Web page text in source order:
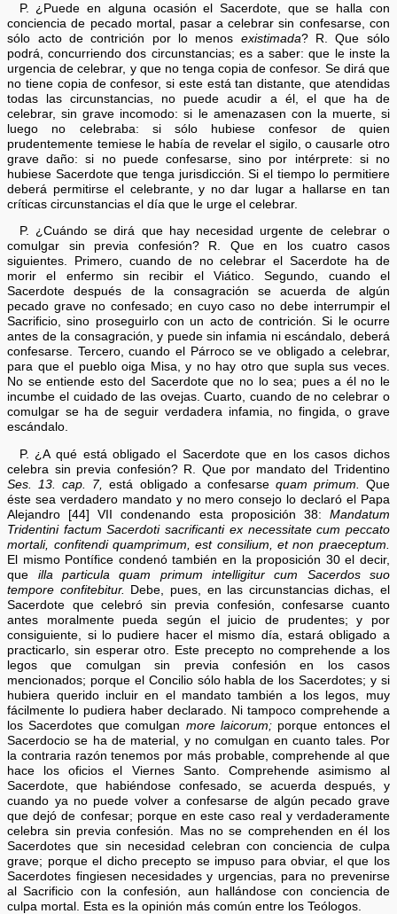
P. ¿Puede en alguna ocasión el Sacerdote, que se halla con
conciencia de pecado mortal, pasar a celebrar sin confesarse, con
sólo acto de contrición por lo menos existimada? R. Que sólo
podrá, concurriendo dos circunstancias; es a saber: que le inste la
urgencia de celebrar, y que no tenga copia de confesor. Se dirá que
no tiene copia de confesor, si este está tan distante, que atendidas
todas las circunstancias, no puede acudir a él, el que ha de
celebrar, sin grave incomodo: si le amenazasen con la muerte, si
luego no celebraba: si sólo hubiese confesor de quien
prudentemente temiese le había de revelar el sigilo, o causarle otro
grave daño: si no puede confesarse, sino por intérprete: si no
hubiese Sacerdote que tenga jurisdicción. Si el tiempo lo permitiere
deberá permitirse el celebrante, y no dar lugar a hallarse en tan
críticas circunstancias el día que le urge el celebrar.
P. ¿Cuándo se dirá que hay necesidad urgente de celebrar o
comulgar sin previa confesión? R. Que en los cuatro casos
siguientes. Primero, cuando de no celebrar el Sacerdote ha de
morir el enfermo sin recibir el Viático. Segundo, cuando el
Sacerdote después de la consagración se acuerda de algún
pecado grave no confesado; en cuyo caso no debe interrumpir el
Sacrificio, sino proseguirlo con un acto de contrición. Si le ocurre
antes de la consagración, y puede sin infamia ni escándalo, deberá
confesarse. Tercero, cuando el Párroco se ve obligado a celebrar,
para que el pueblo oiga Misa, y no hay otro que supla sus veces.
No se entiende esto del Sacerdote que no lo sea; pues a él no le
incumbe el cuidado de las ovejas. Cuarto, cuando de no celebrar o
comulgar se ha de seguir verdadera infamia, no fingida, o grave
escándalo.
P. ¿A qué está obligado el Sacerdote que en los casos dichos
celebra sin previa confesión? R. Que por mandato del Tridentino
Ses. 13. cap. 7,
está obligado a confesarse quam primum.
Que
éste sea verdadero mandato y no mero consejo lo declaró el Papa
Alejandro [44] VII condenando esta proposición 38: Mandatum
Tridentini factum Sacerdoti sacrificanti ex necessitate cum peccato
mortali, confitendi quamprimum, est consilium, et non praeceptum.
El mismo Pontífice condenó también en la proposición 30 el decir,
que illa particula quam primum intelligitur cum Sacerdos suo
tempore confitebitur.
Debe, pues, en las circunstancias dichas, el
Sacerdote que celebró sin previa confesión, confesarse cuanto
antes moralmente pueda según el juicio de prudentes; y por
consiguiente, si lo pudiere hacer el mismo día, estará obligado a
practicarlo, sin esperar otro. Este precepto no comprehende a los
legos que comulgan sin previa confesión en los casos
mencionados; porque el Concilio sólo habla de los Sacerdotes; y si
hubiera querido incluir en el mandato también a los legos, muy
fácilmente lo pudiera haber declarado. Ni tampoco comprehende a
los Sacerdotes que comulgan more laicorum;porque entonces el
Sacerdocio se ha de material, y no comulgan en cuanto tales. Por
la contraria razón tenemos por más probable, comprehende al que
hace los oficios el Viernes Santo. Comprehende asimismo al
Sacerdote, que habiéndose confesado, se acuerda después, y
cuando ya no puede volver a confesarse de algún pecado grave
que dejó de confesar; porque en este caso real y verdaderamente
celebra sin previa confesión. Mas no se comprehenden en él los
Sacerdotes que sin necesidad celebran con conciencia de culpa
grave; porque el dicho precepto se impuso para obviar, el que los
Sacerdotes fingiesen necesidades y urgencias, para no prevenirse
al Sacrificio con la confesión, aun hallándose con conciencia de
culpa mortal. Esta es la opinión más común entre los Teólogos.